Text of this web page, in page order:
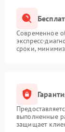
Современное
экспресс-
сроки,
выполненные
защищает